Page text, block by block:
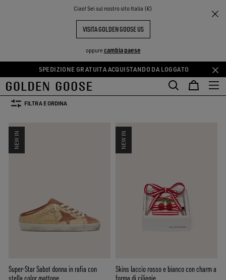
Ciao! Sei sul nostro sito Italia (€)
VISITA GOLDEN GOOSE US
oppurecambia paese
Vai
al
contenuto
Vai
al
contenuto
piè
di
pagina
SPEDIZIONE GRATUITA ACQUISTANDO DA LOGGATO
THE
COMMUNITY
Abbigliamento Summer Selection
SELEZIONE ESTIVA DONNA
Selezione Leather
Selezione Leather
Activewear
Activewear
Summer Selection
Summer Selection
Vedi Tutto
FILTRA E ORDINA
NEW IN
Super-Star Sabot donna in rafia con
NEW IN
Skins laccio rosso e bianco con charm a